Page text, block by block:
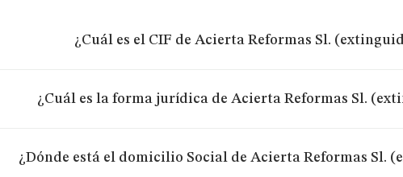
¿Cuál es el CIF de Acierta Reformas Sl.
¿Cuál es la forma jurídica de Acierta Reformas Sl.
¿Dónde está el domicilio Social de Acierta Reformas Sl.